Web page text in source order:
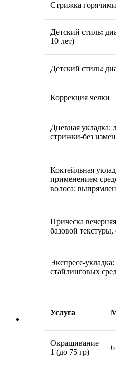
Стрижка
Детский стиль:
10 лет)
Детский стиль:
Коррекция челки
Дневная укладка:
стрижки-без
Коктейльная
применением
волоса:
Прическа
базовой
Экспресс-укладка:
стайлинговых
Услуга
Окрашивание
1 (до 75 гр)